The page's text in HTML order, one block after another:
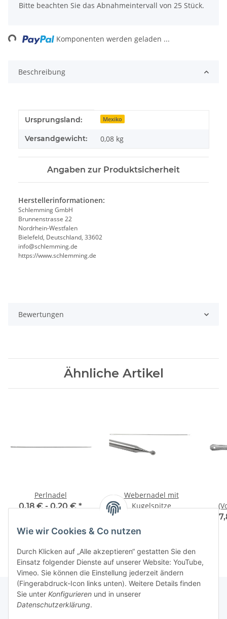
Wie wir Cookies & Co nutzen
Durch Klicken auf „Alle akzeptieren“ gestatten Sie den
Einsatz folgender Dienste auf unserer Website: YouTube,
Vimeo. Sie können die Einstellung jederzeit ändern
(Fingerabdruck-Icon links unten). Weitere Details finden
Sie unter Konfigurieren und in unserer
Datenschutzerklärung.
Bitte beachten Sie das Abnahmeintervall von 25 Stück.
Komponenten werden geladen ...
Beschreibung
Produkteigenschaft
Wert
Ursprungsland: Mexiko
Versandgewicht: 0,08 kg
Angaben zur Produktsicherheit
Herstellerinformationen:
Schlemming GmbH
Brunnenstrasse 22
Nordrhein-Westfalen
Bielefeld, Deutschland, 33602
info@schlemming.de
https://www.schlemming.de
Bewertungen
Ähnliche Artikel
Perlnadel
0,18 € -0,20 €*
Webernadel mit
Kugelspitze